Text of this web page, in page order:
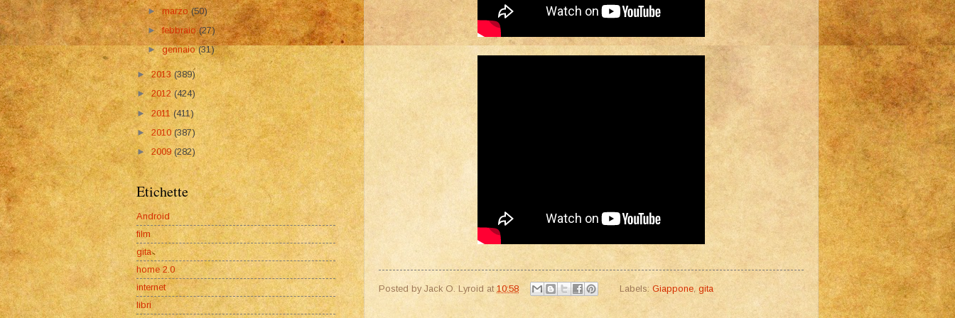
Posted by Jack O. Lyroid at10:58 Labels: Giappone, gita
►marzo(50)
►febbraio(27)
►gennaio(31)
►2013 (389)
►2012 (424)
►2011(411)
►2010 (387)
►2009(282)
Etichette
Android
film
gita
home 2.0
internet
libri